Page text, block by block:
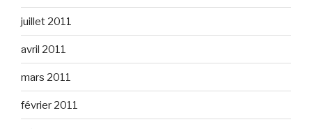
juillet 2011
avril 2011
mars 2011
février 2011